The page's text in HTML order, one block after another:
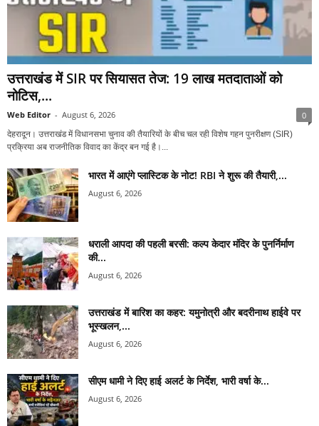
उत्तराखंड में SIR पर सियासत तेज: 19 लाख मतदाताओं को
नोटिस,...
Web Editor - August 6, 2026 0
देहरादून। उत्तराखंड में विधानसभा चुनाव की तैयारियों के बीच चल रही विशेष गहन पुनरीक्षण (SIR)
प्रक्रिया अब राजनीतिक विवाद का केंद्र बन गई है।...
भारत में आएंगे प्लास्टिक के नोट! RBI ने शुरू की तैयारी,...
August 6, 2026
धराली आपदा की पहली बरसी: कल्प केदार मंदिर के पुनर्निर्माण
की...
August 6, 2026
उत्तराखंड में बारिश का कहर: यमुनोत्री और बदरीनाथ हाईवे पर
भूस्खलन,...
August 6, 2026
सीएम धामी ने दिए हाई अलर्ट के निर्देश, भारी वर्षा के...
August 6, 2026